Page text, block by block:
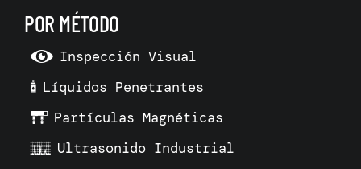
POR MÉTODO
Inspección Visual
Líquidos Penetrantes
Partículas Magnéticas
Ultrasonido Industrial